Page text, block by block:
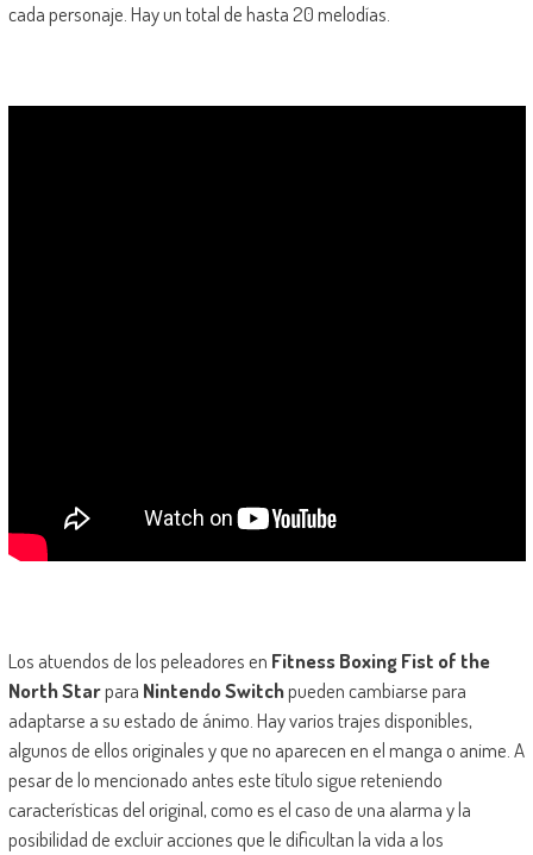
cada personaje. Hay un total de hasta 20 melodías.
Los atuendos de los peleadores en Fitness Boxing Fist of the
North Starpara Nintendo Switchpueden cambiarse para
adaptarse a su estado de ánimo. Hay varios trajes disponibles,
algunos de ellos originales y que no aparecen en el manga o anime. A
pesar de lo mencionado antes este título sigue reteniendo
características del original, como es el caso de una alarma y la
posibilidad de excluir acciones que le dificultan la vida a los